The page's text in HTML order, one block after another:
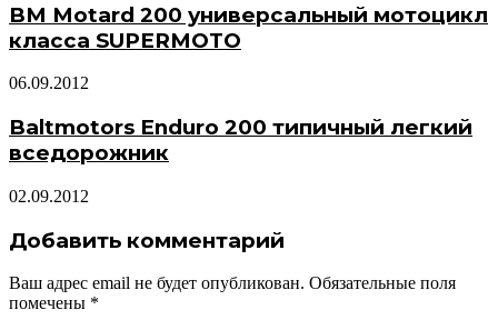
BM Motard 200 универсальный мотоцикл
класса SUPERMOTO
06.09.2012
Baltmotors Enduro 200 типичный легкий
вседорожник
02.09.2012
Добавить комментарий
Ваш адрес email не будет опубликован. Обязательные поля
помечены *